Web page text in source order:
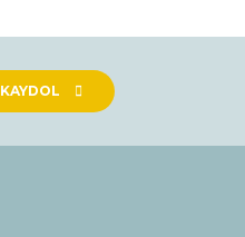
KAYDOL